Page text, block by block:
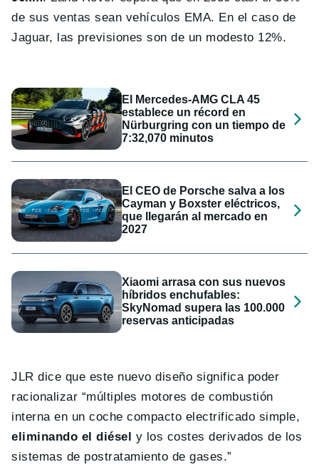
de sus ventas sean vehículos EMA. En el caso de
Jaguar, las previsiones son de un modesto 12%.
El Mercedes-AMG CLA 45
establece un récord en
Nürburgring con un tiempo de
7:32,070 minutos
El CEO de Porsche salva a los
Cayman y Boxster eléctricos,
que llegarán al mercado en
2027
Xiaomi arrasa con sus nuevos
híbridos enchufables:
SkyNomad supera las 100.000
reservas anticipadas
JLR dice que este nuevo diseño significa poder
racionalizar “múltiples motores de combustión
interna en un coche compacto electrificado simple,
eliminando el diésel y los costes derivados de los
sistemas de postratamiento de gases.”